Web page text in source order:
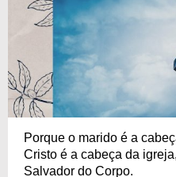
Porque o marido é a
Cristo é a cabeça da
Salvador do Corpo.